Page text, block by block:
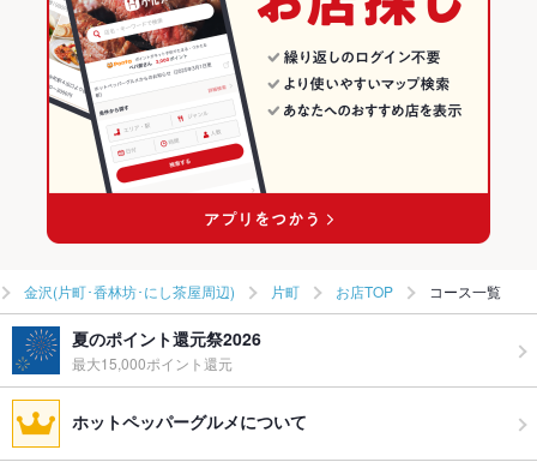
片町のグルメランキング
片町の居酒屋ランキング
金沢(片町･香林坊･にし茶屋周辺) 片町 お店TOP コース一覧
夏のポイント還元祭2026
最大15,000ポイント還元
ホットペッパーグルメについて